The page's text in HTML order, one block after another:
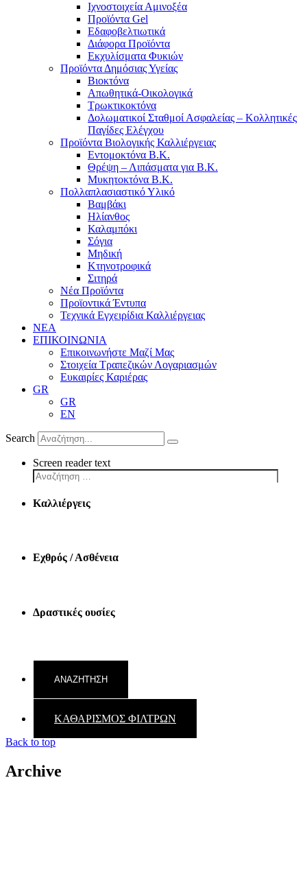
Ιχνοστοιχεία Αμινοξέα
Προϊόντα Gel
Εδαφοβελτιωτικά
Διάφορα Προϊόντα
Εκχυλίσματα Φυκιών
Προϊόντα Δημόσιας Υγείας
Βιοκτόνα
Απωθητικά-Οικολογικά
Τρωκτικοκτόνα
Δολωματικοί Σταθμοί Ασφαλείας – Κολλητικές
Παγίδες Ελέγχου
Προϊόντα Βιολογικής Καλλιέργειας
Εντομοκτόνα Β.Κ.
Θρέψη – Λιπάσματα για Β.Κ.
Μυκητοκτόνα Β.Κ.
Πολλαπλασιαστικό Υλικό
Βαμβάκι
Ηλίανθος
Καλαμπόκι
Σόγια
Μηδική
Κτηνοτροφικά
Σιτηρά
Νέα Προϊόντα
Προϊοντικά Έντυπα
Τεχνικά Εγχειρίδια Καλλιέργειας
ΝΕΑ
ΕΠΙΚΟΙΝΩΝΙΑ
Επικοινωνήστε Μαζί Μας
Στοιχεία Τραπεζικών Λογαριασμών
Ευκαιρίες Καριέρας
GR
GR
EN
Search
Screen reader text
Καλλιέργεις
Εχθρός / Ασθένεια
Δραστικές ουσίες
ΚΑΘΑΡΙΣΜΟΣ ΦΙΛΤΡΩΝ
Back to top
Archive